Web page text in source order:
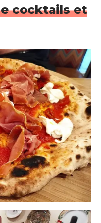
cocktails et